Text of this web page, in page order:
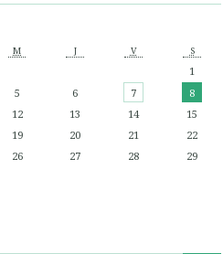
M J V S
1
5 6 7
8
12 13 14
15
19 20 21
22
26 27 28
29